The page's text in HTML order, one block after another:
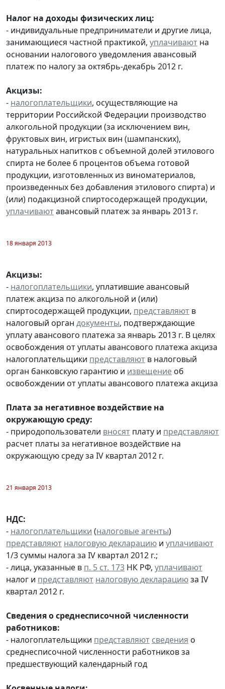
Налог на доходы физических лиц:
- индивидуальные предприниматели и другие лица,
занимающиеся частной практикой, уплачивают на
основании налогового уведомления авансовый
платеж по налогу за октябрь-декабрь 2012 г.
Акцизы:
- налогоплательщики, осуществляющие на
территории Российской Федерации производство
алкогольной продукции (за исключением вин,
фруктовых вин, игристых вин (шампанских),
натуральных напитков с объемной долей этилового
спирта не более 6 процентов объема готовой
продукции, изготовленных из виноматериалов,
произведенных без добавления этилового спирта) и
(или) подакцизной спиртосодержащей продукции,
уплачиваютавансовый платеж за январь 2013 г.
18 января 2013
Акцизы:
- налогоплательщики, уплатившие авансовый
платеж акциза по алкогольной и (или)
спиртосодержащей продукции, представляют в
налоговый орган документы, подтверждающие
уплату авансового платежа за январь 2013 г. В целях
освобождения от уплаты авансового платежа акциза
налогоплательщики представляют в налоговый
орган банковскую гарантию и извещение об
освобождении от уплаты авансового платежа акциза
Плата за негативное воздействие на
окружающую среду:
- природопользователи вносят плату и представляют
расчет платы за негативное воздействие на
окружающую среду за IV квартал 2012 г.
21 января 2013
НДС:
- налогоплательщики (налоговые агенты)
представляют налоговую декларацию и уплачивают
1/3 суммы налога за IV квартал 2012 г.;
- лица, указанные в п. 5 ст. 173 НК РФ, уплачивают
налог и представляют налоговую декларациюза IV
квартал 2012 г.
Сведения о среднесписочной численности
работников:
- налогоплательщики представляют сведения о
среднесписочной численности работников за
предшествующий календарный год